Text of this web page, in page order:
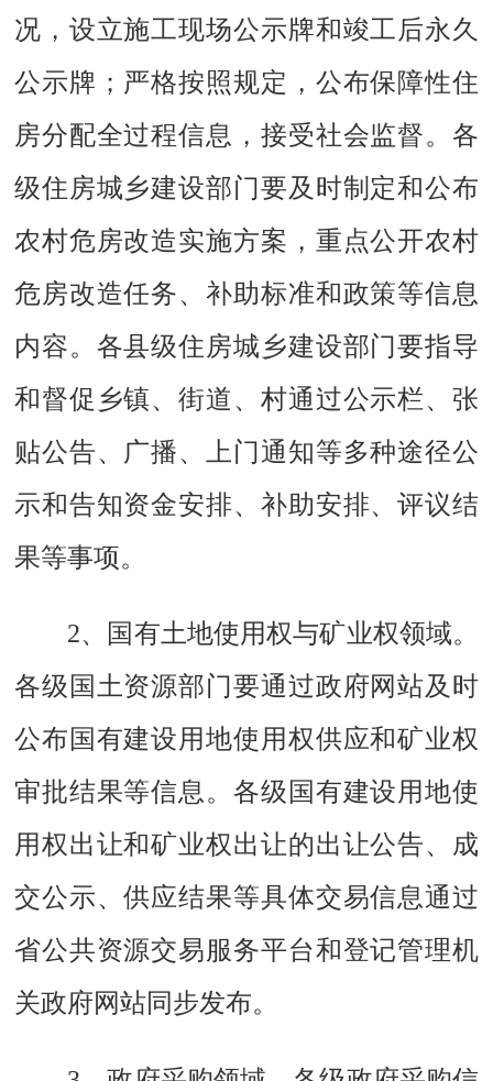
况，设立施工现场公示牌和竣工后永久
公示牌；严格按照规定，公布保障性住
房分配全过程信息，接受社会监督。各
级住房城乡建设部门要及时制定和公布
农村危房改造实施方案，重点公开农村
危房改造任务、补助标准和政策等信息
内容。各县级住房城乡建设部门要指导
和督促乡镇、街道、村通过公示栏、张
贴公告、广播、上门通知等多种途径公
示和告知资金安排、补助安排、评议结
果等事项。
2、国有土地使用权与矿业权领域。
各级国土资源部门要通过政府网站及时
公布国有建设用地使用权供应和矿业权
审批结果等信息。各级国有建设用地使
用权出让和矿业权出让的出让公告、成
交公示、供应结果等具体交易信息通过
省公共资源交易服务平台和登记管理机
关政府网站同步发布。